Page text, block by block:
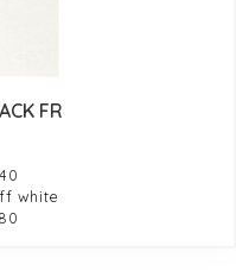
FR
white